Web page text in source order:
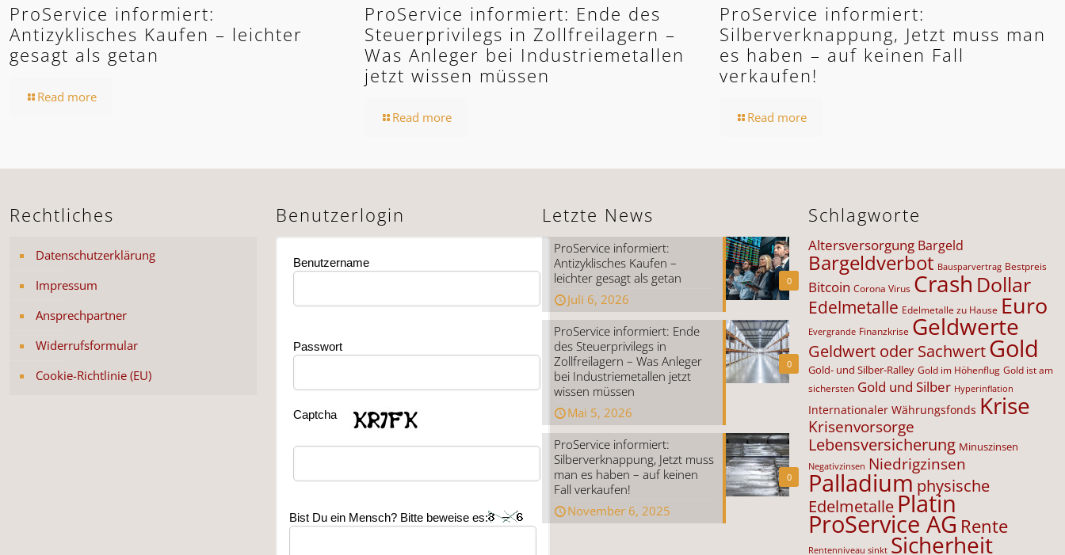
ProService informiert:
Antizyklisches Kaufen – leichter
gesagt als getan
Read more
ProService informiert: Ende des
Steuerprivilegs in Zollfreilagern –
Was Anleger bei Industriemetallen
jetzt wissen müssen
Read more
ProService informiert:
Silberverknappung, Jetzt muss man
es haben – auf keinen Fall
verkaufen!
Read more
Rechtliches
Datenschutzerklärung
Impressum
Ansprechpartner
Widerrufsformular
Cookie-Richtlinie (EU)
Benutzerlogin
Benutzername
Passwort
Captcha
Bist Du ein Mensch? Bitte beweise es:
Letzte News
0
ProService informiert:
Antizyklisches Kaufen –
leichter gesagt als getan
Juli 6, 2026
0
ProService informiert: Ende
des Steuerprivilegs in
Zollfreilagern – Was Anleger
bei Industriemetallen jetzt
wissen müssen
Mai 5, 2026
0
ProService informiert:
Silberverknappung, Jetzt muss
man es haben – auf keinen
Fall verkaufen!
November 6, 2025
Schlagworte
Altersversorgung Bargeld
Bargeldverbot Bausparvertrag Bestpreis
Bitcoin Corona Virus Crash Dollar
Edelmetalle Edelmetalle zu Hause Euro
Evergrande Finanzkrise Geldwerte
Geldwert oder SachwertGold
Gold- und Silber-Ralley Gold im Höhenflug Gold ist am
sichersten Gold und Silber Hyperinflation
Internationaler Währungsfonds Krise
Krisenvorsorge
Lebensversicherung Minuszinsen
Negativzinsen Niedrigzinsen
Palladiumphysische
Edelmetalle Platin
ProService AG Rente
Rentenniveau sinkt Sicherheit